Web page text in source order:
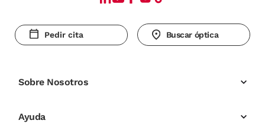
Pedir cita Buscar óptica
Sobre Nosotros
Ayuda